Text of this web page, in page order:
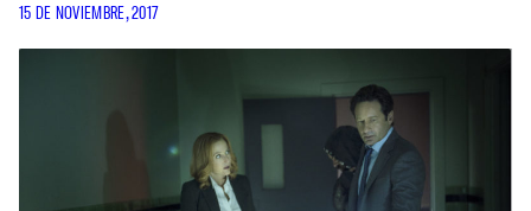
15 DE NOVIEMBRE, 2017